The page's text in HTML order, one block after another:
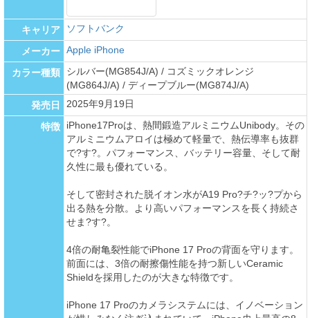
キャリア ソフトバンク
メーカー Apple iPhone
カラー種類
シルバー(MG854J/A) / コズミックオレンジ
(MG864J/A) / ディープブルー(MG874J/A)
発売日
2025年9月19日
特徴
iPhone17Proは、熱間鍛造アルミニウムUnibody。その
アルミニウムアロイは極めて軽量で、熱伝導率も抜群
で?す?。パフォーマンス、バッテリー容量、そして耐
久性に最も優れている。
そして密封された脱イオン水がA19 Pro?チ?ッ?プから
出る熱を分散。より高いパフォーマンスを長く持続さ
せま?す?。
4倍の耐亀裂性能でiPhone 17 Proの背面を守ります。
前面には、3倍の耐擦傷性能を持つ新しいCeramic
Shieldを採用したのが大きな特徴です。
iPhone 17 Proのカメラシステムには、イノベーション